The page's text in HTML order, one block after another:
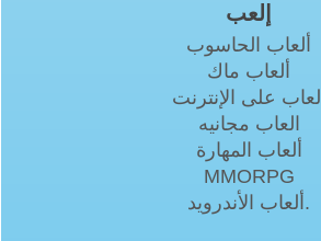
إلعب
ألعاب الحاسوب
ألعاب ماك
ألعاب على الإنترنت
العاب مجانيه
ألعاب المهارة
MMORPG
ألعاب الأندرويد.